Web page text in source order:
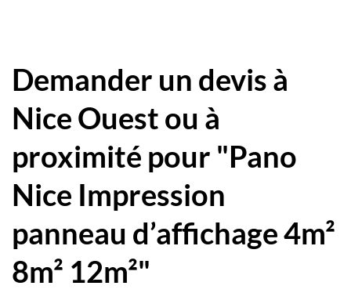
Demander un devis à
Nice Ouest ou à
proximité pour "Pano
Nice Impression
panneau d’affichage 4m²
8m² 12m²"